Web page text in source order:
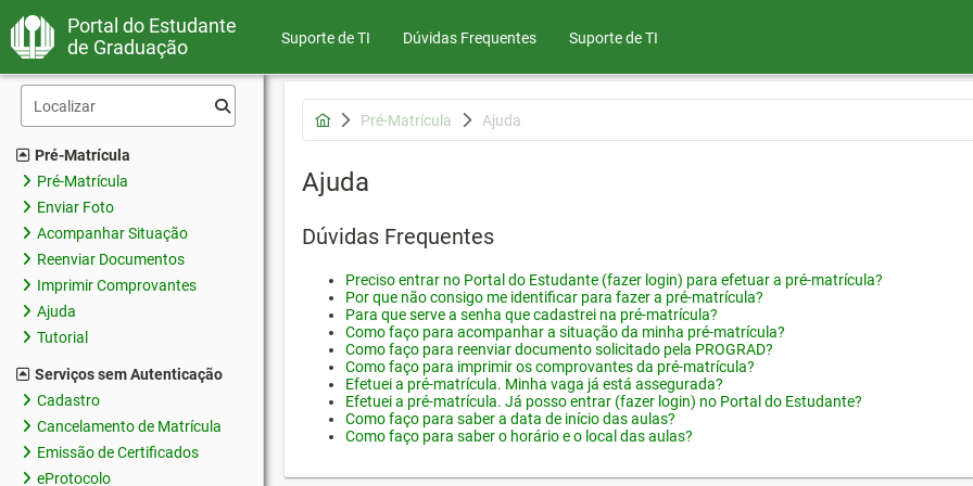
Portal do Estudante
de Graduação
Suporte de TI Dúvidas Frequentes Suporte de TI
Pré-Matrícula
Pré-Matrícula
Enviar Foto
Acompanhar Situação
Reenviar Documentos
Imprimir Comprovantes
Ajuda
Tutorial
Serviços sem Autenticação
Cadastro
Cancelamento de Matrícula
Emissão de Certificados
eProtocolo
Pré-Matrícula Ajuda
Ajuda
Dúvidas Frequentes
Preciso entrar no Portal do Estudante (fazer login) para efetuar a pré-matrícula?
Por que não consigo me identificar para fazer a pré-matrícula?
Para que serve a senha que cadastrei na pré-matrícula?
Como faço para acompanhar a situação da minha pré-matrícula?
Como faço para reenviar documento solicitado pela PROGRAD?
Como faço para imprimir os comprovantes da pré-matrícula?
Efetuei a pré-matrícula. Minha vaga já está assegurada?
Efetuei a pré-matrícula. Já posso entrar (fazer login) no Portal do Estudante?
Como faço para saber a data de início das aulas?
Como faço para saber o horário e o local das aulas?